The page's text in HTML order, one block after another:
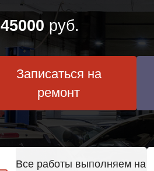
45000 руб.
Записаться на
ремонт
Все работы выполняем на